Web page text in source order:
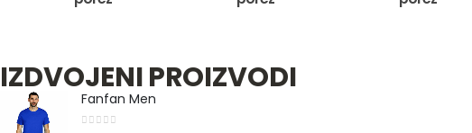
IZDVOJENI PROIZVODI
Fanfan Men